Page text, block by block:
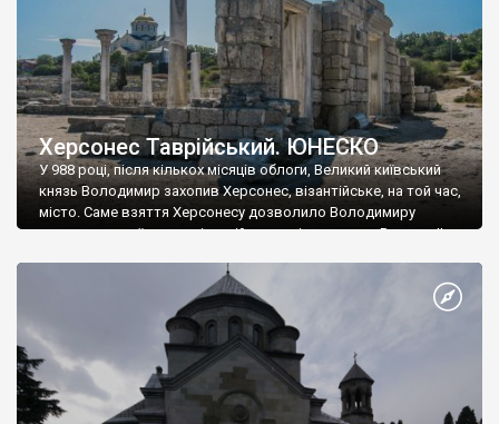
Херсонес Таврійський. ЮНЕСКО
У 988 році, після кількох місяців облоги, Великий київський
князь Володимир захопив Херсонес, візантійське, на той час,
місто. Саме взяття Херсонесу дозволило Володимиру
диктувати свої умови візантійському імператору Василю ІІ, та
Херсонесі Володимир-язичник, став Василем-християнином.
А потім було Хрещення Русі. На честь Херсонесу Таврійського